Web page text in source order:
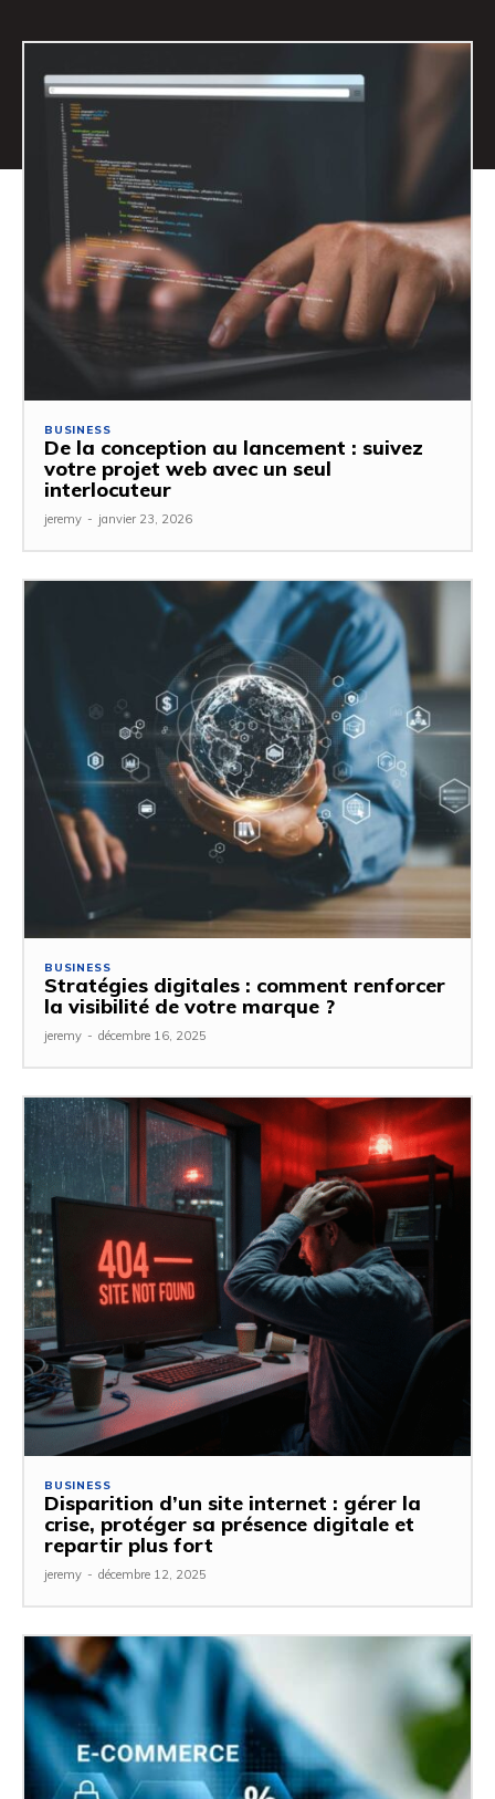
BUSINESS
De la conception au lancement : suivez
votre projet web avec un seul
interlocuteur
jeremy - janvier 23, 2026
BUSINESS
Stratégies digitales : comment renforcer
la visibilité de votre marque ?
jeremy - décembre 16, 2025
BUSINESS
Disparition d’un site internet : gérer la
crise, protéger sa présence digitale et
repartir plus fort
jeremy - décembre 12, 2025